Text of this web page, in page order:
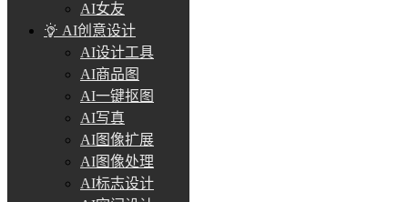
AI女友
AI创意设计
AI设计工具
AI商品图
AI一键抠图
AI写真
AI图像扩展
AI图像处理
AI标志设计